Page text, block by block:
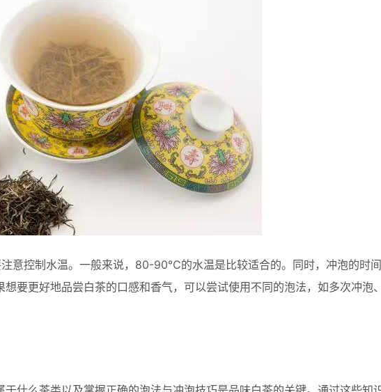
意控制水温。一般来说，80-90℃的水温是比较适合的。同时，冲泡的时间
要更好地品尝白茶的口感和香气，可以尝试使用不同的泡法，如多次冲泡、